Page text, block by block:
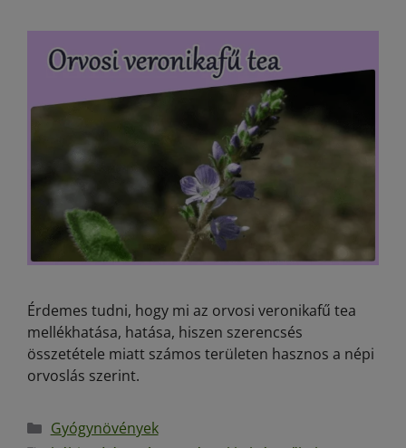
Érdemes tudni, hogy mi az orvosi veronikafű tea
mellékhatása, hatása, hiszen szerencsés
összetétele miatt számos területen hasznos a népi
orvoslás szerint.
Gyógynövények